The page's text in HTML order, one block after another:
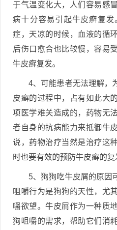
于气温变化大，人们容易感
病十分容易引起牛皮癣复
症，天凉的时候，血液的循
后伤口愈合也比较慢，容易
牛皮癣复发。
4、可能患者无法理解，
皮癣的过程中，占有如此大
项医学难关造成的，药物无
者自身的抗病能力来抵御牛
说，药物治疗当然是治疗这
时也要有效的预防牛皮癣的复
5、狗狗吃牛皮屑的原因
咀嚼行为是狗狗的天性，尤
嚼欲望。牛皮屑作为一种质
狗咀嚼的需求，帮助它们消